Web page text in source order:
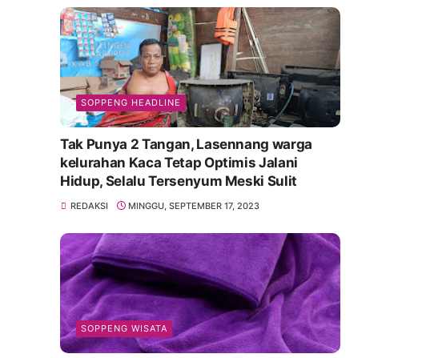
SOPPENG HEADLINE
Tak Punya 2 Tangan, Lasennang warga
kelurahan Kaca Tetap Optimis Jalani
Hidup, Selalu Tersenyum Meski Sulit
REDAKSI MINGGU, SEPTEMBER 17, 2023
SOPPENG WISATA